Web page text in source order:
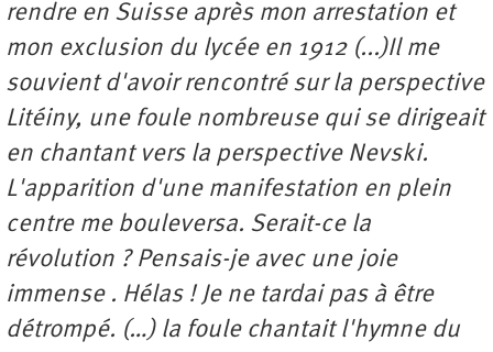
rendre en Suisse après mon arrestation et
mon exclusion du lycée en 1912 (...)Il me
souvient d'avoir rencontré sur la perspective
Litéiny, une foule nombreuse qui se dirigeait
en chantant vers la perspective Nevski.
L'apparition d'une manifestation en plein
centre me bouleversa. Serait-ce la
révolution ? Pensais-je avec une joie
immense . Hélas ! Je ne tardai pas à être
détrompé. (…) la foule chantait l'hymne du